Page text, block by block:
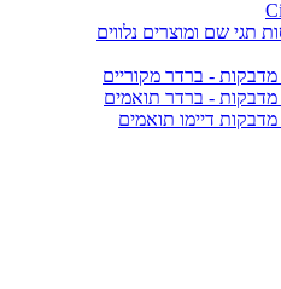
תגי שם ומוצרים נלווים
- ברדר מקוריים
מדבקות - ברדר תואמים
דיימו תואמים